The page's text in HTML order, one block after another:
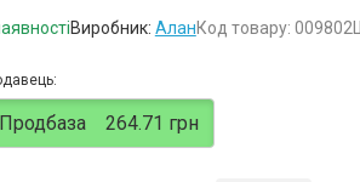
Виробник: АланКод товару: 009802
Продбаза 264.71 грн